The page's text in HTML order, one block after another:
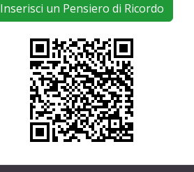
Inserisci un Pensiero di Ricordo